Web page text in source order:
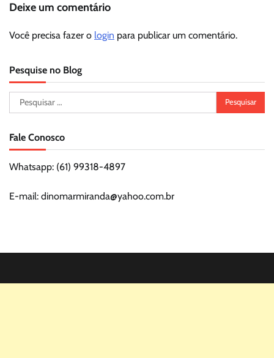
Deixe um comentário
Você precisa fazer o login para publicar um comentário.
Pesquise no Blog
Pesquisar
por:
Fale Conosco
Whatsapp: (61) 99318-4897
E-mail: dinomarmiranda@yahoo.com.br